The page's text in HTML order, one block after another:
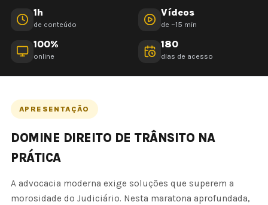
1h
de conteúdo
Vídeos
de ~15 min
100%
online
180
dias de acesso
APRESENTAÇÃO
DOMINE DIREITO DE TRÂNSITO NA
PRÁTICA
A advocacia moderna exige soluções que superem a
morosidade do Judiciário. Nesta maratona aprofundada,